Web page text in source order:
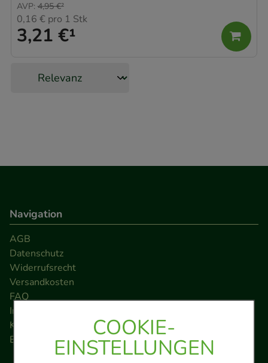
COOKIE-
EINSTELLUNGEN
3,21 €¹
AVP: 4,95 €²
0,16 € pro 1 Stk
Navigation
AGB
Datenschutz
Widerrufsrecht
Versandkosten
FAQ
Impressum
Kontakt
Barrierefreiheitserklärung